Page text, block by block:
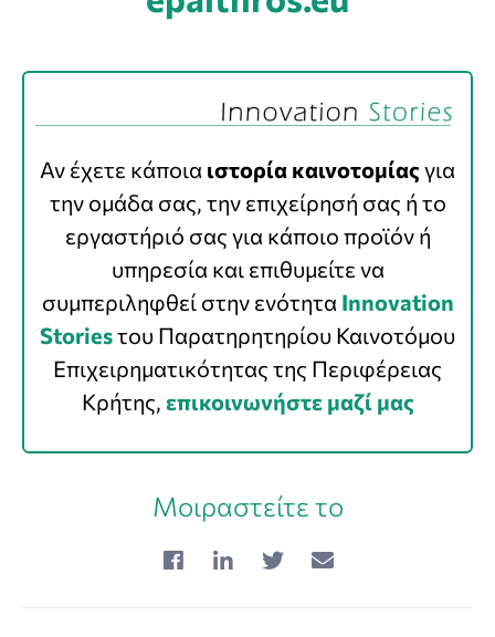
Αν έχετε κάποια ιστορία καινοτομίας για
την ομάδα σας, την επιχείρησή σας ή το
εργαστήριό σας για κάποιο προϊόν ή
υπηρεσία και επιθυμείτε να
συμπεριληφθεί στην ενότητα Innovation
Storiesτου Παρατηρητηρίου Καινοτόμου
Επιχειρηματικότητας της Περιφέρειας
Κρήτης, επικοινωνήστε μαζί μας
Μοιραστείτε το